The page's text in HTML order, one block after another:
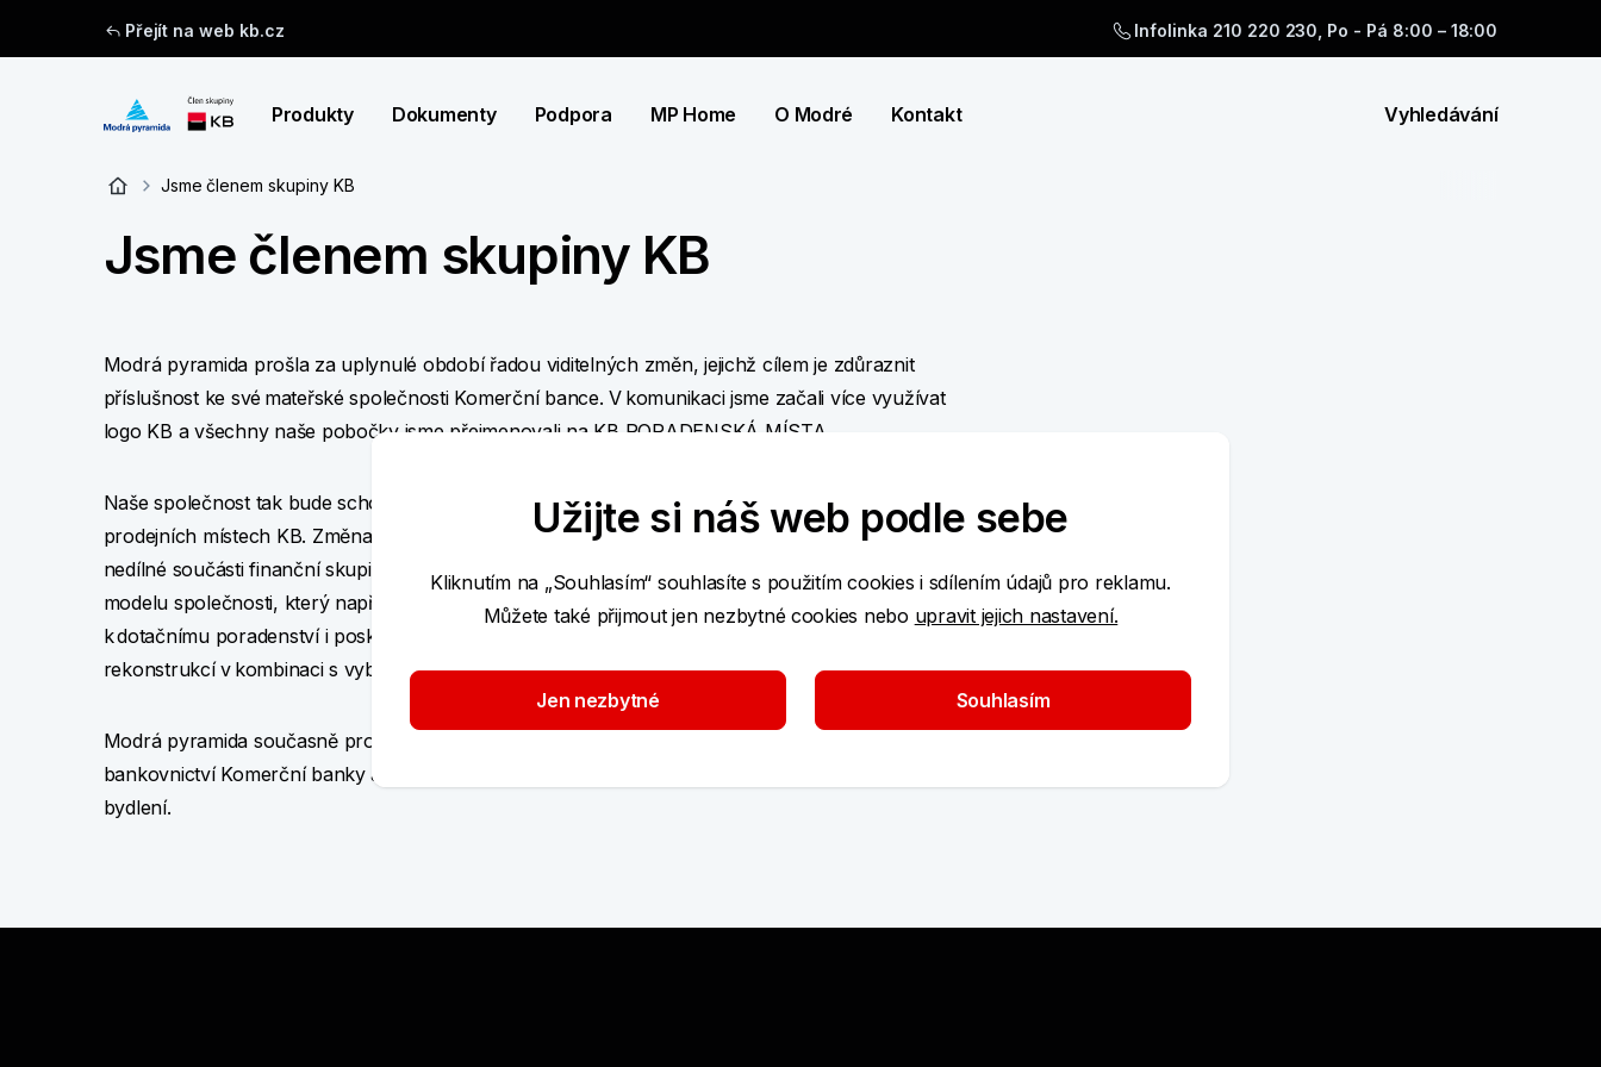
Přejít na web kb.cz Infolinka 210 220 230, Po - Pá 8:00 – 18:00
Produkty Dokumenty Podpora MP Home O Modré Kontakt Vyhledávání
Jsme členem skupiny KB
Jsme členem skupiny KB
Modrá pyramida prošla za uplynulé období řadou viditelných změn, jejichž cílem je zdůraznit
příslušnost ke své mateřské společnosti Komerční bance. V komunikaci jsme začali více využívat
logo KB a všechny naše pobočky jsme přejmenovali na KB PORADENSKÁ MÍSTA.
Naše společnost tak bude schopna nabízet své produkty klientům stejně kvalitně i na všech
prodejních místech KB. Změna vizuálního stylu má za cíl posílit vnímání Modré pyramidy jako
nedílné součásti finanční skupiny Komerční banky a navazuje i na rozsáhlejší úpravy obchodního
modelu společnosti, který například zohledňuje nové kompetence stavební spořitelny ve vztahu
k dotačnímu poradenství i poskytování zvýhodněného financování energeticky úsporných
rekonstrukcí v kombinaci s vybranými dotačními tituly.
Modrá pyramida současně propojuje poskytování svých produktů a služeb s novou érou
bankovnictví Komerční banky a nabízí tak svým klientům komplexní služby v oblasti financování
bydlení.
Užijte si náš web podle sebe
Kliknutím na „Souhlasím“ souhlasíte s použitím cookies i sdílením údajů pro reklamu.
Můžete také přijmout jen nezbytné cookies nebo upravit jejich nastavení.
Jen nezbytné Souhlasím